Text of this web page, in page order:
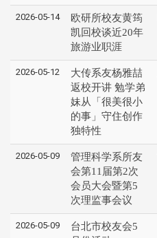
2026-05-14
欧研所校友黄筠
凯回校谈近20年
旅游业职涯
2026-05-12
大传系友杨雅喆
返校开讲 勉学弟
妹从「很美很小
的事」守住创作
独特性
2026-05-09
管理科学系所友
会第11届第2次
会员大会暨第5
次理监事会议
2026-05-09
台北市校友会5